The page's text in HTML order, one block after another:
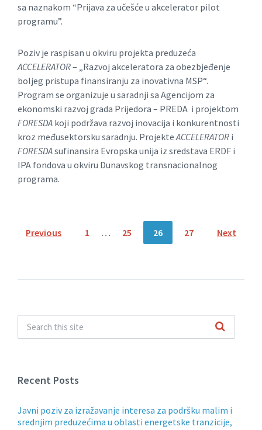
sa naznakom “Prijava za učešće u akcelerator pilot
programu”.
Poziv je raspisan u okviru projekta preduzeća
ACCELERATOR– „Razvoj akceleratora za obezbjeđenje
boljeg pristupa finansiranju za inovativna MSP“.
Program se organizuje u saradnji sa Agencijom za
ekonomski razvoj grada Prijedora – PREDA i projektom
FORESDA koji podržava razvoj inovacija i konkurentnosti
kroz međusektorsku saradnju. ProjekteACCELERATOR i
FORESDAsufinansira Evropska unija iz sredstava ERDF i
IPA fondova u okviru Dunavskog transnacionalnog
programa.
Posts
Previous 1 … 25 26 27 Next
Recent Posts
Javni poziv za izražavanje interesa za podršku malim i
srednjim preduzećima u oblasti energetske tranzicije,